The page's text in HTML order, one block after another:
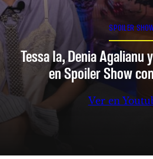
SPOILER
Tessa Ia, Denia Agalianu
en Spoiler Show
Ver en